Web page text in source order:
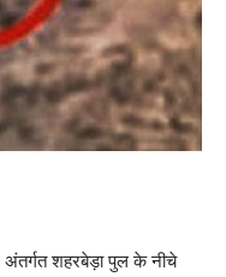
अंतर्गत शहरबेड़ा पुल के नीचे